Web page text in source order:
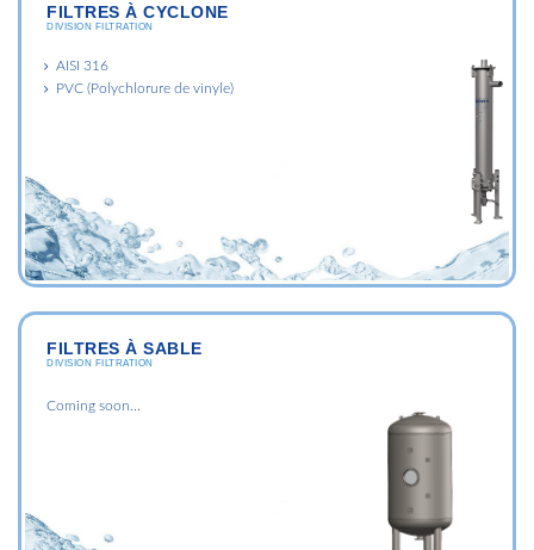
FILTRES À CYCLONE
DIVISION FILTRATION
AISI 316
PVC (Polychlorure de vinyle)
FILTRES À SABLE
DIVISION FILTRATION
Coming soon...